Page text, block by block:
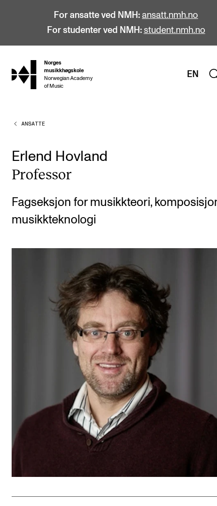
For ansatte ved NMH: ansatt.nmh.no
For studenter ved NMH: student.nmh.no
hjem
Norges
musikkhøgskole
Norwegian Academy
of Music
EN
STUDIER
Bachelor
Master
Doktorgrad
Årsstudium og videreutdanning
Talentutvikling
STUDENTLIV
Søknad og opptak
Studentutvalet SUT (student.nmh.no)
FORSKNING
CERM
CREMAH
ANSATTE
Erlend Hovland
Pro­fes­sor
Fagseksjon for musikkteori,
musikkteknologi